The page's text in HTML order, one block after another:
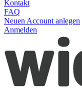
Kontakt
FAQ
Neuen Account anlegen
Anmelden